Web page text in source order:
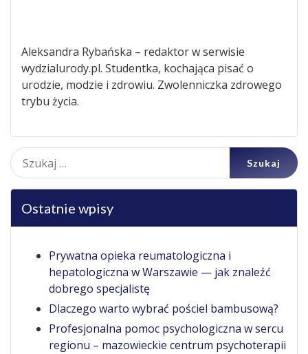
Aleksandra Rybańska – redaktor w serwisie
wydzialurody.pl. Studentka, kochająca pisać o
urodzie, modzie i zdrowiu. Zwolenniczka zdrowego
trybu życia.
Szukaj:
Ostatnie wpisy
Prywatna opieka reumatologiczna i
hepatologiczna w Warszawie — jak znaleźć
dobrego specjalistę
Dlaczego warto wybrać pościel bambusową?
Profesjonalna pomoc psychologiczna w sercu
regionu – mazowieckie centrum psychoterapii